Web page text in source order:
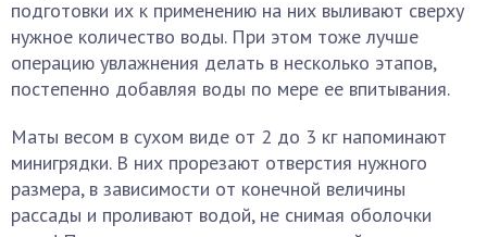
подготовки их к применению на них выливают сверху
нужное количество воды. При этом тоже лучше
операцию увлажнения делать в несколько этапов,
постепенно добавляя воды по мере ее впитывания.
Маты весом в сухом виде от 2 до 3 кг напоминают
минигрядки. В них прорезают отверстия нужного
размера, в зависимости от конечной величины
рассады и проливают водой, не снимая оболочки